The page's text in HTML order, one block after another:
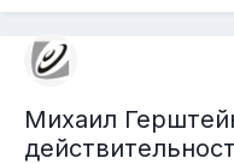
Михаил